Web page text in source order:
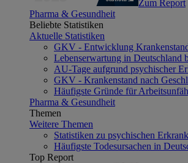
Zum Report
Pharma & Gesundheit
Beliebte Statistiken
Aktuelle Statistiken
GKV - Entwicklung
Lebenserwartung in Deutschland
AU-Tage aufgrund psychischer
GKV - Krankenstand nach
Häufigste Gründe für
Pharma & Gesundheit
Themen
Weitere Themen
Statistiken zu psychischen
Häufigste Todesursachen in
Top Report